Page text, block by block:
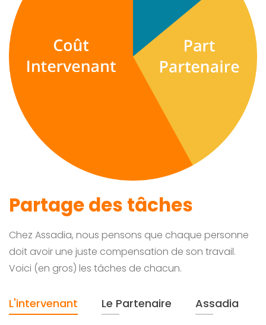
Partage des tâches
Chez Assadia, nous pensons que chaque personne
doit avoir une juste compensation de son travail.
Voici (en gros) les tâches de chacun.
L'intervenant Le Partenaire
Assadia